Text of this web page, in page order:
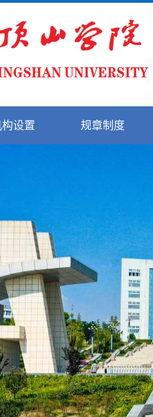
设置 规章制度